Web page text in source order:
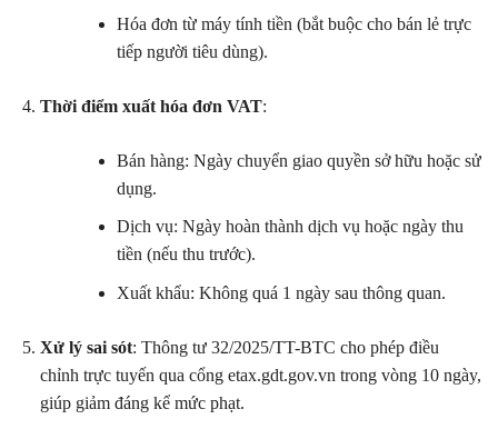
Hóa đơn từ máy tính tiền (bắt buộc cho bán lẻ trực
tiếp người tiêu dùng).
Thời điểm xuất hóa đơn VAT:
Bán hàng: Ngày chuyển giao quyền sở hữu hoặc sử
dụng.
Dịch vụ: Ngày hoàn thành dịch vụ hoặc ngày thu
tiền (nếu thu trước).
Xuất khẩu: Không quá 1 ngày sau thông quan.
Xử lý sai sót: Thông tư 32/2025/TT-BTC cho phép điều
chỉnh trực tuyến qua cổng etax.gdt.gov.vn trong vòng 10 ngày,
giúp giảm đáng kể mức phạt.